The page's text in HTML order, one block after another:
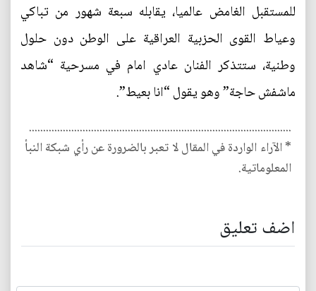
للمستقبل الغامض عالميا، يقابله سبعة شهور من تباكي
وعياط القوى الحزبية العراقية على الوطن دون حلول
وطنية، ستتذكر الفنان عادي امام في مسرحية “شاهد
ماشفش حاجة” وهو يقول “انا بعيط”.
.............................................................................................
* الآراء الواردة في المقال لا تعبر بالضرورة عن رأي شبكة النبأ
المعلوماتية.
اضف تعليق